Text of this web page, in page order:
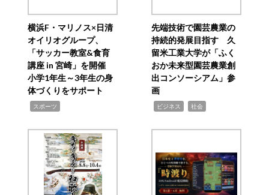
横浜F・マリノス×日清
オイリオグループ、
「サッカー教室&食育
講座 in 宮崎」を開催
小学1年生～3年生の身
体づくりをサポート
スポーツ
先端技術で園芸農業の
持続的発展目指す 久
留米工業大学が「ふく
おか未来型園芸農業創
出コンソーシアム」参
画
ビジネス 社会